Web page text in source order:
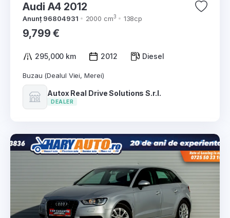
Audi A4 2012
Anunț 96804931 2000 cm3 138cp
9,799 €
295,000 km 2012 Diesel
Buzau (Dealul Viei, Merei)
Autox Real Drive Solutions S.r.l.
DEALER